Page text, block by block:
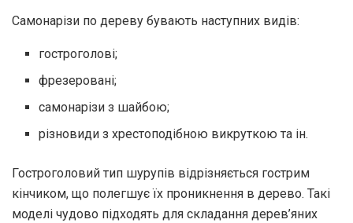
Самонарізи по дереву бувають наступних видів:
гостроголові;
фрезеровані;
самонарізи з шайбою;
різновиди з хрестоподібною викруткою та ін.
Гостроголовий тип шурупів відрізняється гострим
кінчиком, що полегшує їх проникнення в дерево. Такі
моделі чудово підходять для складання дерев’яних